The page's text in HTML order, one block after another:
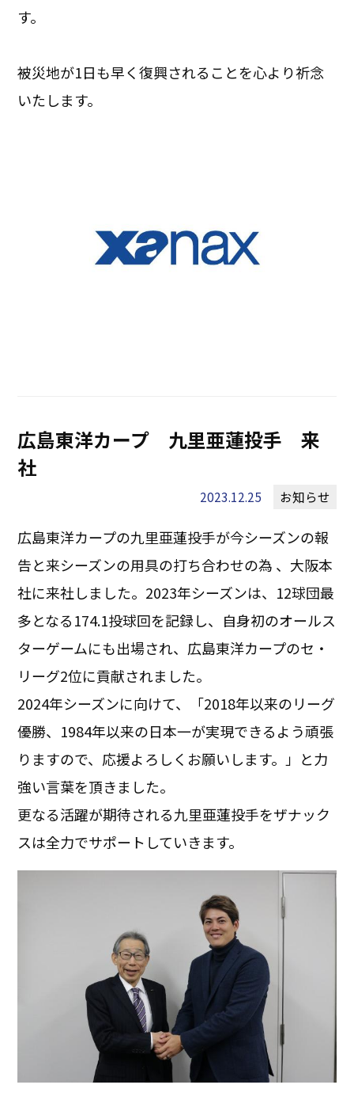
す。
被災地が1日も早く復興されることを心より祈念
いたします。
広島東洋カープ 九里亜蓮投手 来
社
2023.12.25 お知らせ
広島東洋カープの九里亜蓮投手が今シーズンの報
告と来シーズンの用具の打ち合わせの為 、大阪本
社に来社しました。2023年シーズンは、12球団最
多となる174.1投球回を記録し、自身初のオールス
ターゲームにも出場され、広島東洋カープのセ・
リーグ2位に貢献されました。
2024年シーズンに向けて、「2018年以来のリーグ
優勝、1984年以来の日本一が実現できるよう頑張
りますので、応援よろしくお願いします。」と力
強い言葉を頂きました。
更なる活躍が期待される九里亜蓮投手をザナック
スは全力でサポートしていきます。